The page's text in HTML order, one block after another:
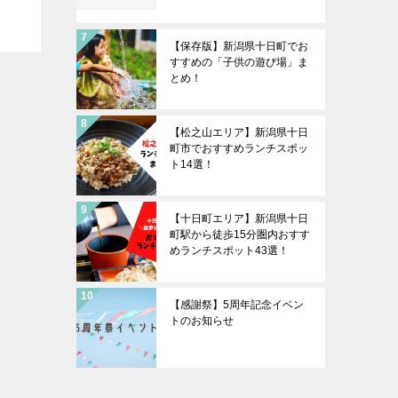
【保存版】新潟県十日町でお
すすめの「子供の遊び場」ま
とめ！
【松之山エリア】新潟県十日
町市でおすすめランチスポッ
ト14選！
【十日町エリア】新潟県十日
町駅から徒歩15分圏内おすす
めランチスポット43選！
【感謝祭】5周年記念イベン
トのお知らせ